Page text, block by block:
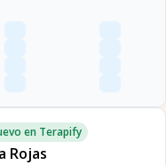
en Terapify
Rojas